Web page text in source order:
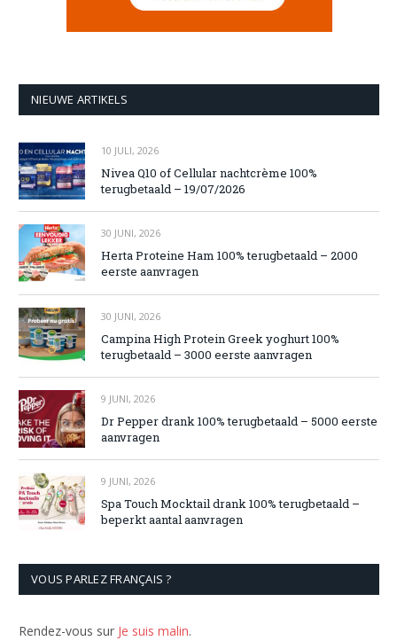
NIEUWE ARTIKELS
10 JULI, 2026
Nivea Q10 of Cellular nachtcrème 100%
terugbetaald – 19/07/2026
30 JUNI, 2026
Herta Proteine Ham 100% terugbetaald – 2000
eerste aanvragen
30 JUNI, 2026
Campina High Protein Greek yoghurt 100%
terugbetaald – 3000 eerste aanvragen
9 JUNI, 2026
Dr Pepper drank 100% terugbetaald – 5000 eerste
aanvragen
9 JUNI, 2026
Spa Touch Mocktail drank 100% terugbetaald –
beperkt aantal aanvragen
VOUS PARLEZ FRANÇAIS ?
Rendez-vous sur Je suis malin.